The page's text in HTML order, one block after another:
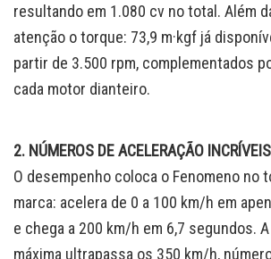
resultando em 1.080 cv no total. Além
atenção o torque: 73,9 m·kgf já
partir de 3.500 rpm, complementados
cada motor dianteiro.
2. NÚMEROS DE ACELERAÇÃO INCRÍVEIS
O desempenho coloca o Fenomeno no
marca: acelera de 0 a 100 km/h em
e chega a 200 km/h em 6,7 segundos.
máxima ultrapassa os 350 km/h,